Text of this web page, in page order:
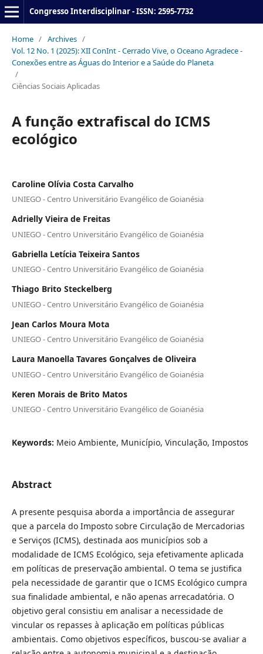
Congresso Interdisciplinar - ISSN: 2595-7732
Home / Archives /
Vol. 12 No. 1 (2025): XII ConInt - Cerrado Vive, o Oceano Agradece -
Conexões entre as Águas do Interior e a Saúde do Planeta
/
Ciências Sociais Aplicadas
A função extrafiscal do ICMS
ecológico
Caroline Olívia Costa Carvalho
UNIEGO - Centro Universitário Evangélico de Goianésia
Adrielly Vieira de Freitas
UNIEGO - Centro Universitário Evangélico de Goianésia
Gabriella Letícia Teixeira Santos
UNIEGO - Centro Universitário Evangélico de Goianésia
Thiago Brito Steckelberg
UNIEGO - Centro Universitário Evangélico de Goianésia
Jean Carlos Moura Mota
UNIEGO - Centro Universitário Evangélico de Goianésia
Laura Manoella Tavares Gonçalves de Oliveira
UNIEGO - Centro Universitário Evangélico de Goianésia
Keren Morais de Brito Matos
UNIEGO - Centro Universitário Evangélico de Goianésia
Keywords: Meio Ambiente, Município, Vinculação, Impostos
Abstract
A presente pesquisa aborda a importância de assegurar
que a parcela do Imposto sobre Circulação de Mercadorias
e Serviços (ICMS), destinada aos municípios sob a
modalidade de ICMS Ecológico, seja efetivamente aplicada
em políticas de preservação ambiental. O tema se justifica
pela necessidade de garantir que o ICMS Ecológico cumpra
sua finalidade ambiental, e não apenas arrecadatória. O
objetivo geral consistiu em analisar a necessidade de
vincular os repasses à aplicação em políticas públicas
ambientais. Como objetivos específicos, buscou-se avaliar a